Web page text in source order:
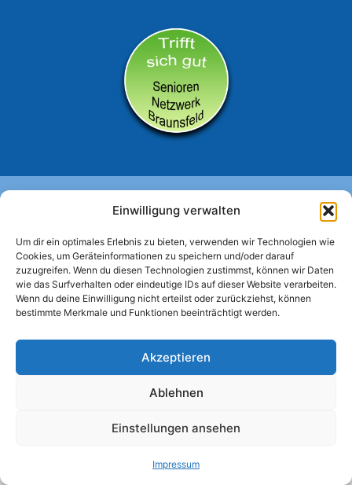
Einwilligung verwalten
Um dir ein optimales Erlebnis zu bieten, verwenden wir Technologien wie
Cookies, um Geräteinformationen zu speichern und/oder darauf
zuzugreifen. Wenn du diesen Technologien zustimmst, können wir Daten
wie das Surfverhalten oder eindeutige IDs auf dieser Website verarbeiten.
Wenn du deine Einwilligung nicht erteilst oder zurückziehst, können
bestimmte Merkmale und Funktionen beeinträchtigt werden.
Akzeptieren
Ablehnen
Einstellungen ansehen
Impressum
Schlagwörter
Keine Schlagwörter
© 2026 SeniorenNetzwerk Köln-Braunsfeld